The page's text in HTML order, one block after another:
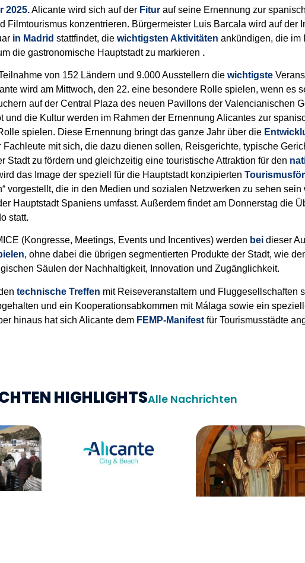
2025.Alicante wird sich auf der Fitur auf seine Ernennung zur
Filmtourismus konzentrieren. Bürgermeister Luis Barcala wird auf der
in Madrid stattfindet, diewichtigsten Aktivitäten ankündigen, die im
die gastronomische Hauptstadt zu markieren .
von 152 Ländern und 9.000 Ausstellern diewichtigste
wird am Mittwoch, den 22. eine besondere Rolle spielen, wenn es
auf der Central Plaza des neuen Pavillons der Valencianischen
und die Kultur werden im Rahmen der Ernennung Alicantes zur
spielen. Diese Ernennung bringt das ganze Jahr über die
Fachleute mit sich, die dazu dienen sollen, Reisgerichte, typische
Stadt zu fördern und gleichzeitig eine touristische Attraktion für den
das Image der speziell für die Hauptstadt konzipierten
vorgestellt, die in den Medien und sozialen Netzwerken zu sehen
Hauptstadt Spaniens umfasst. Außerdem findet am Donnerstag die
statt.
(Kongresse, Meetings, Events und Incentives) werden bei dieser
, ohne dabei die übrigen segmentierten Produkte der Stadt, wie
Säulen der Nachhaltigkeit, Innovation und Zugänglichkeit.
technische Treffen mit Reiseveranstaltern und Fluggesellschaften
und ein Kooperationsabkommen mit Málaga sowie ein
hinaus hat sich Alicante dem FEMP-Manifest für Tourismusstädte
HIGHLIGHTSAlle Nachrichten